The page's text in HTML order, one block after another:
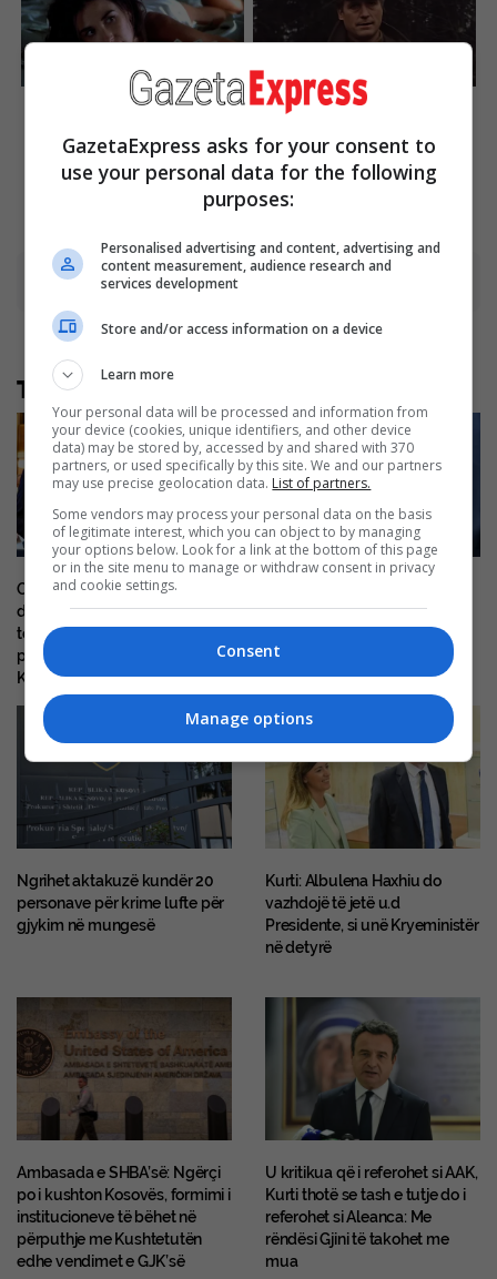
Unleashing Her Passion:
Movie Roles!
Brainberries
This Movie Is The Main
Lost To Russia
Brainberries
Advertisement
Të tjera nga rubrika
Osmani pas betimit si
deputete: Po rikthehemi te
tempulli i demokracisë dhe
përgjegjësia për t’i shërbyer
Kosovës
gjobitet me 500 euro dhe i
ndalohet vozitja për 6 muaj
Ngrihet aktakuzë kundër 20
personave për krime lufte për
gjykim në mungesë
Kurti: Albulena Haxhiu do
vazhdojë të jetë u.d
Presidente, si unë Kryeministër
në detyrë
Ambasada e SHBA’së: Ngërçi
po i kushton Kosovës, formimi i
institucioneve të bëhet në
përputhje me Kushtetutën
edhe vendimet e GJK’së
U kritikua që i referohet si AAK,
Kurti thotë se tash e tutje do i
referohet si Aleanca: Me
rëndësi Gjini të takohet me
mua
GazetaExpress asks for your consent to
use your personal data for the following
purposes:
Personalised advertising and content, advertising and
content measurement, audience research and
services development
Store and/or access information on a device
Learn more
Your personal data will be processed and information from
your device (cookies, unique identifiers, and other device
data) may be stored by, accessed by and shared with 370
partners, or used specifically by this site. We and our partners
may use precise geolocation data. List of partners.
Some vendors may process your personal data on the basis
of legitimate interest, which you can object to by managing
your options below. Look for a link at the bottom of this page
or in the site menu to manage or withdraw consent in privacy
and cookie settings.
Consent
Manage options